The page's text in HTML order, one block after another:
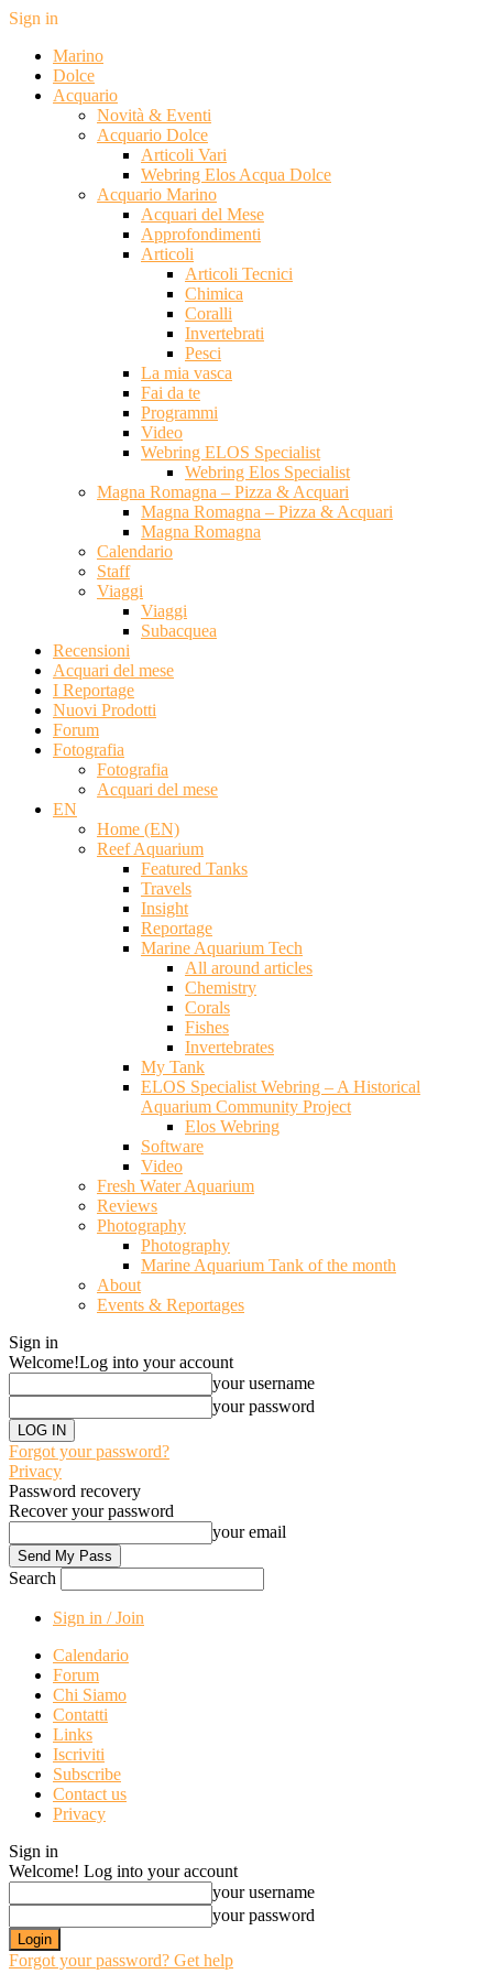
Sign in
Marino
Dolce
Acquario
Novità & Eventi
Acquario Dolce
Articoli Vari
Webring Elos Acqua Dolce
Acquario Marino
Acquari del Mese
Approfondimenti
Articoli
Articoli Tecnici
Chimica
Coralli
Invertebrati
Pesci
La mia vasca
Fai da te
Programmi
Video
Webring ELOS Specialist
Webring Elos Specialist
Magna Romagna – Pizza & Acquari
Magna Romagna – Pizza & Acquari
Magna Romagna
Calendario
Staff
Viaggi
Viaggi
Subacquea
Recensioni
Acquari del mese
I Reportage
Nuovi Prodotti
Forum
Fotografia
Fotografia
Acquari del mese
EN
Home (EN)
Reef Aquarium
Featured Tanks
Travels
Insight
Reportage
Marine Aquarium Tech
All around articles
Chemistry
Corals
Fishes
Invertebrates
My Tank
ELOS Specialist Webring – A Historical
Aquarium Community Project
Elos Webring
Software
Video
Fresh Water Aquarium
Reviews
Photography
Photography
Marine Aquarium Tank of the month
About
Events & Reportages
Sign in
Welcome!Log into your account
your username
your password
Forgot your password?
Privacy
Password recovery
Recover your password
your email
Search
Sign in / Join
Calendario
Forum
Chi Siamo
Contatti
Links
Iscriviti
Subscribe
Contact us
Privacy
Sign in
Welcome! Log into your account
your username
your password
Forgot your password? Get help